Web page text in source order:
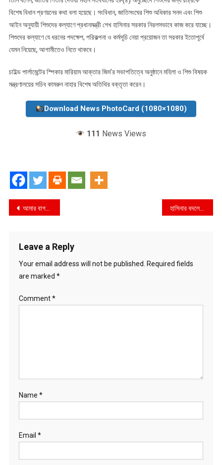
বিশেষ বিধান প্রণয়নের কথা বলা হয়েছে। সংবিধান, জাতিসংঘের শিশু অধিকার সনদ এবং শিশু
আইন অনুযায়ী শিশুদের কল্যাণে প্রধানমন্ত্রী শেখ হাসিনার সরকার নিরলসভাবে কাজ করে যাচ্ছে।
শিশুদের কল্যাণে যে ধরনের পদক্ষেপ, পরিকল্পনা ও কর্মসূচি নেয়া প্রয়োজন তা সরকার ইতোপূর্বে
যেমন নিয়েছে, আগামীতেও নিতে থাকবে।
চাইল্ড পার্লামেন্টের স্পিকার মারিয়াম আক্তার জিম’র সভাপতিত্বে অনুষ্ঠানে মহিলা ও শিশু বিষয়ক
মন্ত্রণালয়ের সচিব কামরুন নাহার বিশেষ অতিথির বক্তৃতা করেন।
Download News PhotoCard (1080×1080)
111 News Views
Post
আমার বাগদান ভাঙেনি
Leave a Reply
Your email address will not be published.
Required fields
are marked *
Comment*
Name *
Email *